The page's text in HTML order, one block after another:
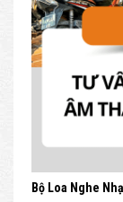
Bộ Loa Nghe